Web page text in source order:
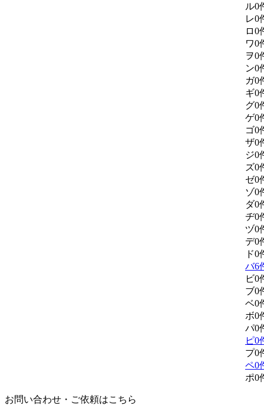
ル0
レ0
ロ0
ワ0
ヲ0
ン0
ガ0
ギ0
グ0
ゲ0
ゴ0
ザ0
ジ0
ズ0
ゼ0
ゾ0
ダ0
ヂ0
ヅ0
デ0
ド0
バ6
ビ0
ブ0
ベ0
ボ0
パ0
ピ0
プ0
ペ0
ポ0
お問い合わせ・ご依頼はこちら